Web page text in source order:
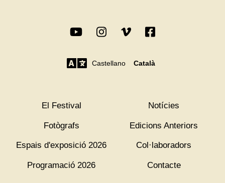
Castellano Català
El Festival
Fotògrafs
Espais d'exposició 2026
Programació 2026
Notícies
Edicions Anteriors
Col·laboradors
Contacte